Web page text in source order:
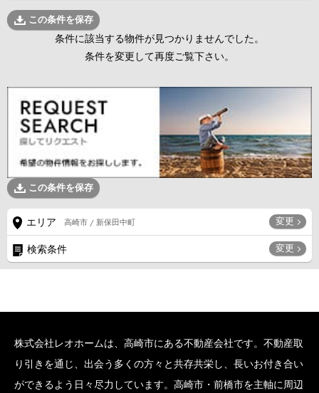
この条件を保存
条件に該当する物件が見つかりませんでした。
条件を変更して再度ご覧下さい。
この条件を保存
エリア 高崎市 / 新保田中町 変更
検索条件 変更
株式会社レオホームは、高崎市にある不動産会社です。不動産取
り引きを通じ、出会う多くの方々と共存共栄し、長いお付き合い
ができるよう日々尽力しています。高崎市・前橋市を主軸に周辺